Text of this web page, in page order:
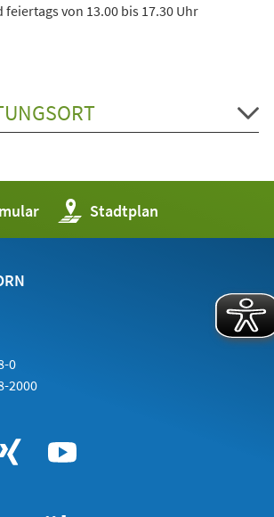
von 13.00 bis 17.30 Uhr
Stadtplan
(Öffnet
in
einem
0
2000